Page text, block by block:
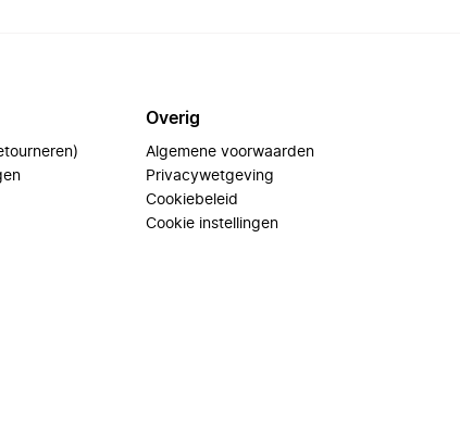
Overig
Algemene voorwaarden
Privacywetgeving
Cookiebeleid
Cookie instellingen